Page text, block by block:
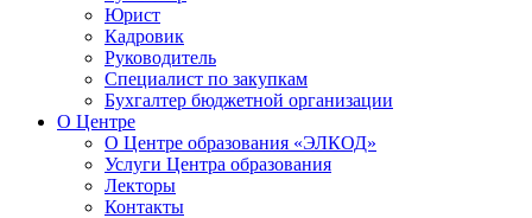
Юрист
Кадровик
Руководитель
Специалист по закупкам
Бухгалтер бюджетной организации
О Центре
О Центре образования «ЭЛКОД»
Услуги Центра образования
Лекторы
Контакты